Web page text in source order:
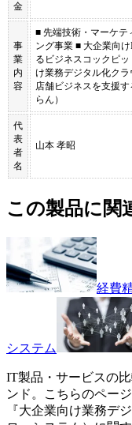
金
事
業
内
容
■ 先端技術・マーケテ
ング事業 ■ 大企業向
るビジネスコックピ
け業務デジタル化ク
店舗ビジネスを支援
らん）
代
表
者
名
山本 孝昭
この製品に関
経費
システム
IT製品・サービスの
ンド。こちらのページ
『大企業向け業務デ